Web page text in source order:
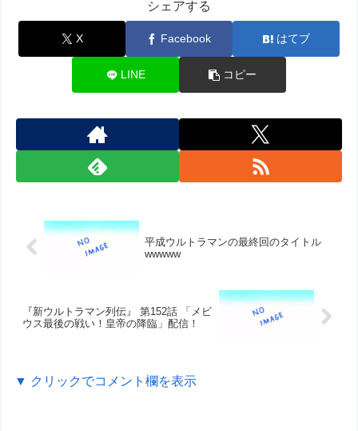
シェアする
X Facebook はてブ
LINE コピー
平成ウルトラマンの最終回のタイトル
wwwww
『新ウルトラマン列伝』 第152話 「メビ
ウス最後の戦い！皇帝の降臨」配信！
▼ クリックでコメント欄を表示